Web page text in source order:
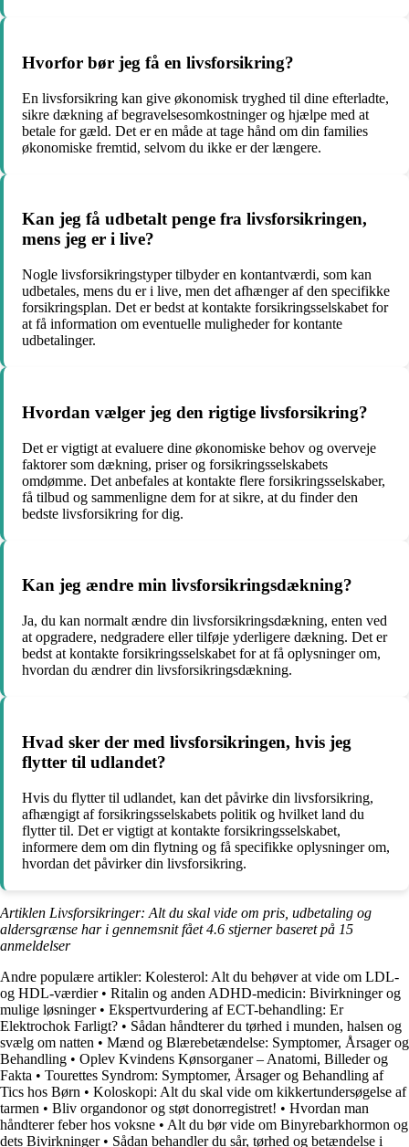
Hvorfor bør jeg få en livsforsikring?
En livsforsikring kan give økonomisk tryghed til dine efterladte,
sikre dækning af begravelsesomkostninger og hjælpe med at
betale for gæld. Det er en måde at tage hånd om din families
økonomiske fremtid, selvom du ikke er der længere.
Kan jeg få udbetalt penge fra livsforsikringen,
mens jeg er i live?
Nogle livsforsikringstyper tilbyder en kontantværdi, som kan
udbetales, mens du er i live, men det afhænger af den specifikke
forsikringsplan. Det er bedst at kontakte forsikringsselskabet for
at få information om eventuelle muligheder for kontante
udbetalinger.
Hvordan vælger jeg den rigtige livsforsikring?
Det er vigtigt at evaluere dine økonomiske behov og overveje
faktorer som dækning, priser og forsikringsselskabets
omdømme. Det anbefales at kontakte flere forsikringsselskaber,
få tilbud og sammenligne dem for at sikre, at du finder den
bedste livsforsikring for dig.
Kan jeg ændre min livsforsikringsdækning?
Ja, du kan normalt ændre din livsforsikringsdækning, enten ved
at opgradere, nedgradere eller tilføje yderligere dækning. Det er
bedst at kontakte forsikringsselskabet for at få oplysninger om,
hvordan du ændrer din livsforsikringsdækning.
Hvad sker der med livsforsikringen, hvis jeg
flytter til udlandet?
Hvis du flytter til udlandet, kan det påvirke din livsforsikring,
afhængigt af forsikringsselskabets politik og hvilket land du
flytter til. Det er vigtigt at kontakte forsikringsselskabet,
informere dem om din flytning og få specifikke oplysninger om,
hvordan det påvirker din livsforsikring.
Artiklen Livsforsikringer: Alt du skal vide om pris, udbetaling og
aldersgrænse har i gennemsnit fået4.6 stjerner baseret på 15
anmeldelser
Andre populære artikler: Kolesterol: Alt du behøver at vide om LDL-
og HDL-værdier• Ritalin og anden ADHD-medicin: Bivirkninger og
mulige løsninger• Ekspertvurdering af ECT-behandling: Er
Elektrochok Farligt? • Sådan håndterer du tørhed i munden, halsen og
svælg om natten • Mænd og Blærebetændelse: Symptomer, Årsager og
Behandling • Oplev Kvindens Kønsorganer – Anatomi, Billeder og
Fakta • Tourettes Syndrom: Symptomer, Årsager og Behandling af
Tics hos Børn • Koloskopi: Alt du skal vide om kikkertundersøgelse af
tarmen • Bliv organdonor og støt donorregistret! • Hvordan man
håndterer feber hos voksne • Alt du bør vide om Binyrebarkhormon og
dets Bivirkninger• Sådan behandler du sår, tørhed og betændelse i